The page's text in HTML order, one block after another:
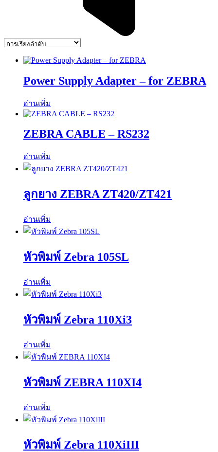
Power Supply Adapter – for ZEBRA
อ่านเพิ่ม
ZEBRA CABLE – RS232
อ่านเพิ่ม
ลูกยาง ZEBRA ZT420/ZT421
อ่านเพิ่ม
หัวพิมพ์ Zebra 105SL
อ่านเพิ่ม
หัวพิมพ์ Zebra 110Xi3
อ่านเพิ่ม
หัวพิมพ์ ZEBRA 110XI4
อ่านเพิ่ม
หัวพิมพ์ Zebra 110XiIII